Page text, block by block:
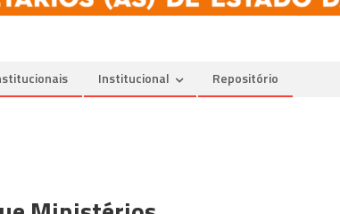
Institucional Repositório